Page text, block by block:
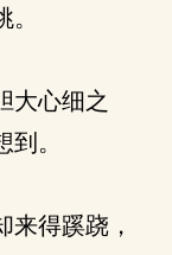
大心细之
。
得蹊跷，